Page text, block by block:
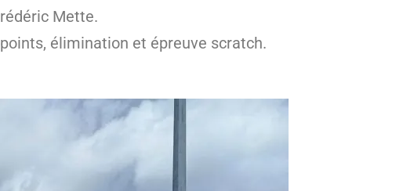
Mette.
élimination et épreuve scratch.